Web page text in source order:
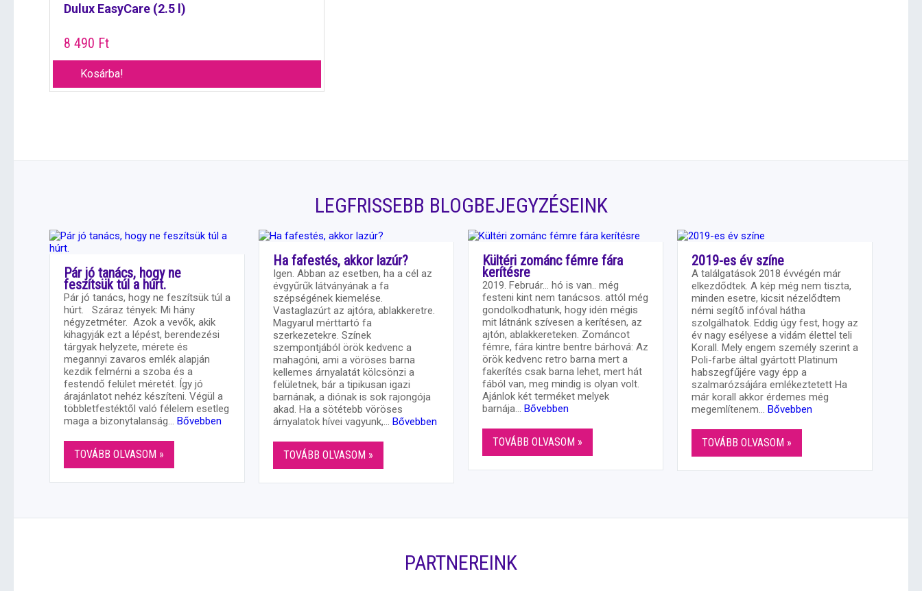
Dulux EasyCare (2.5 l)
8 490 Ft
Kosárba!
LEGFRISSEBB BLOGBEJEGYZÉSEINK
Pár jó tanács, hogy ne
feszítsük túl a húrt.
Pár jó tanács, hogy ne feszítsük túl a
húrt. Száraz tények: Mi hány
négyzetméter. Azok a vevők, akik
kihagyják ezt a lépést, berendezési
tárgyak helyzete, mérete és
megannyi zavaros emlék alapján
kezdik felmérni a szoba és a
festendő felület méretét. Így jó
árajánlatot nehéz készíteni. Végül a
többletfestéktől való félelem esetleg
maga a bizonytalanság… Bővebben
TOVÁBB OLVASOM »
Ha fafestés, akkor lazúr?
Igen. Abban az esetben, ha a cél az
évgyűrűk látványának a fa
szépségének kiemelése.
Vastaglazúrt az ajtóra, ablakkeretre.
Magyarul mérttartó fa
szerkezetekre. Színek
szempontjából örök kedvenc a
mahagóni, ami a vöröses barna
kellemes árnyalatát kölcsönzi a
felületnek, bár a tipikusan igazi
barnának, a diónak is sok rajongója
akad. Ha a sötétebb vöröses
árnyalatok hívei vagyunk,… Bővebben
TOVÁBB OLVASOM »
Kültéri zománc fémre fára
kerítésre
2019. Február… hó is van.. még
festeni kint nem tanácsos. attól még
gondolkodhatunk, hogy idén mégis
mit látnánk szívesen a kerítésen, az
ajtón, ablakkereteken. Zománcot
fémre, fára kintre bentre bárhová: Az
örök kedvenc retro barna mert a
fakerítés csak barna lehet, mert hát
fából van, meg mindig is olyan volt.
Ajánlok két terméket melyek
barnája… Bővebben
TOVÁBB OLVASOM »
2019-es év színe
A találgatások 2018 évvégén már
elkezdődtek. A kép még nem tiszta,
minden esetre, kicsit nézelődtem
némi segítő infóval hátha
szolgálhatok. Eddig úgy fest, hogy az
év nagy esélyese a vidám élettel teli
Korall. Mely engem személy szerint a
Poli-farbe által gyártott Platinum
habszegfűjére vagy épp a
szalmarózsájára emlékeztetett Ha
már korall akkor érdemes még
megemlítenem… Bővebben
TOVÁBB OLVASOM »
PARTNEREINK